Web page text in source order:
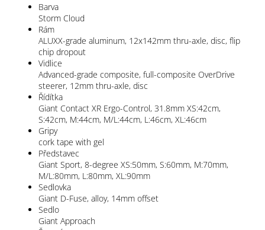
Barva
Storm Cloud
Rám
ALUXX-grade aluminum, 12x142mm thru-axle, disc, flip
chip dropout
Vidlice
Advanced-grade composite, full-composite OverDrive
steerer, 12mm thru-axle, disc
Řídítka
Giant Contact XR Ergo-Control, 31.8mm XS:42cm,
S:42cm, M:44cm, M/L:44cm, L:46cm, XL:46cm
Gripy
cork tape with gel
Představec
Giant Sport, 8-degree XS:50mm, S:60mm, M:70mm,
M/L:80mm, L:80mm, XL:90mm
Sedlovka
Giant D-Fuse, alloy, 14mm offset
Sedlo
Giant Approach